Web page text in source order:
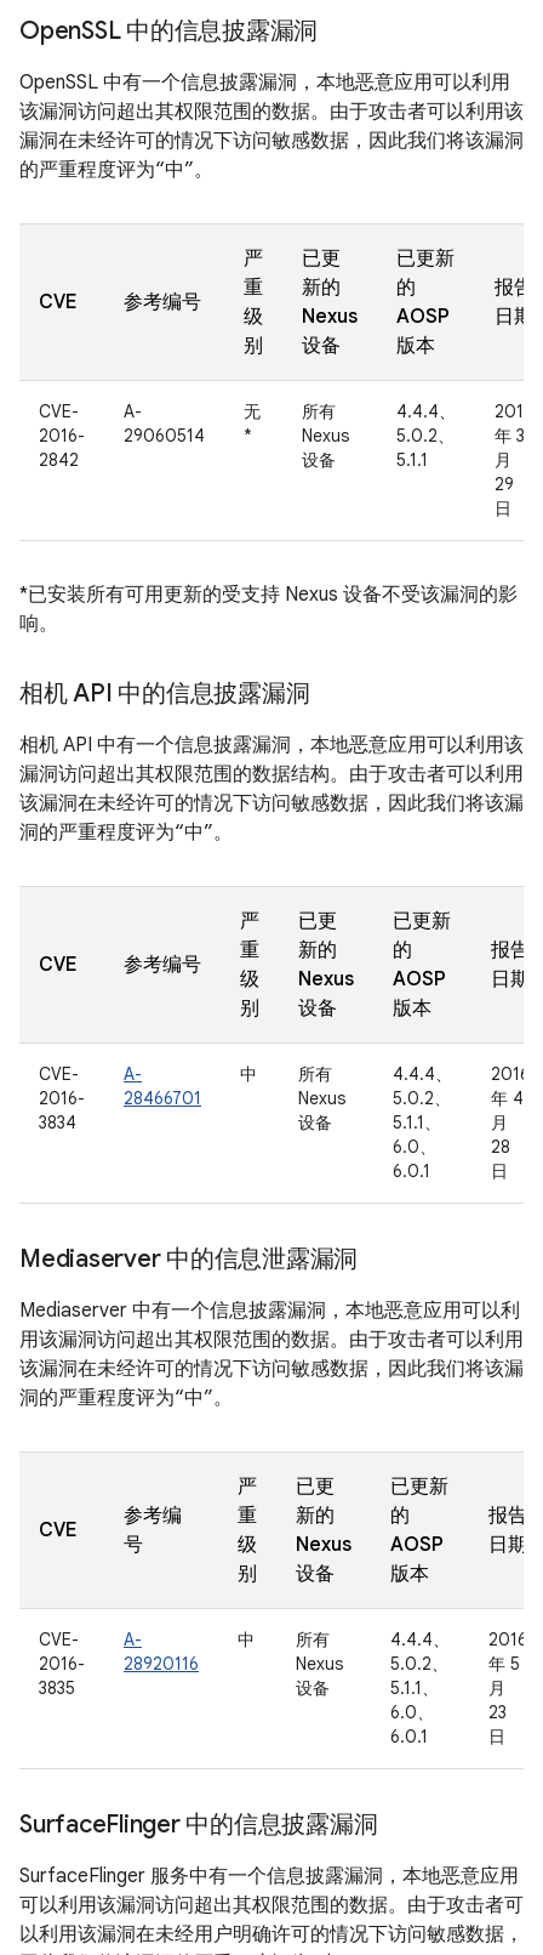
OpenSSL 中的信息披露漏洞
OpenSSL 中有一个信息披露漏洞，本地恶意应用可以利用
该漏洞访问超出其权限范围的数据。由于攻击者可以利用该
漏洞在未经许可的情况下访问敏感数据，因此我们将该漏洞
的严重程度评为“中”。
CVE 参考编号
严
重
级
别
已更
新的
Nexus
设备
已更新
的
AOSP
版本
报告
日期
CVE-
2016-
2842
A-
29060514
无
*
所有
Nexus
设备
4.4.4、
5.0.2、
5.1.1
2016
年 3
月
29
日
*已安装所有可用更新的受支持 Nexus 设备不受该漏洞的影
响。
相机 API 中的信息披露漏洞
相机 API 中有一个信息披露漏洞，本地恶意应用可以利用该
漏洞访问超出其权限范围的数据结构。由于攻击者可以利用
该漏洞在未经许可的情况下访问敏感数据，因此我们将该漏
洞的严重程度评为“中”。
CVE 参考编号
严
重
级
别
已更
新的
Nexus
设备
已更新
的
AOSP
版本
报告
日期
CVE-
2016-
3834
A-
28466701
中
所有
Nexus
设备
4.4.4、
5.0.2、
5.1.1、
6.0、
6.0.1
2016
年 4
月
28
日
Mediaserver 中的信息泄露漏洞
Mediaserver 中有一个信息披露漏洞，本地恶意应用可以利
用该漏洞访问超出其权限范围的数据。由于攻击者可以利用
该漏洞在未经许可的情况下访问敏感数据，因此我们将该漏
洞的严重程度评为“中”。
CVE
参考编
号
严
重
级
别
已更
新的
Nexus
设备
已更新
的
AOSP
版本
报告
日期
CVE-
2016-
3835
A-
28920116
中
所有
Nexus
设备
4.4.4、
5.0.2、
5.1.1、
6.0、
6.0.1
2016
年 5
月
23
日
SurfaceFlinger 中的信息披露漏洞
SurfaceFlinger 服务中有一个信息披露漏洞，本地恶意应用
可以利用该漏洞访问超出其权限范围的数据。由于攻击者可
以利用该漏洞在未经用户明确许可的情况下访问敏感数据，